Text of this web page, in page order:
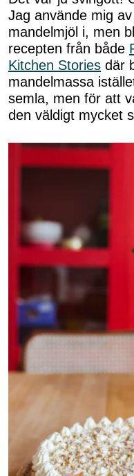
Jag använde mig av
mandelmjöl i, men
recepten från både
Kitchen Stories där
mandelmassa
semla, men för att
den väldigt mycket